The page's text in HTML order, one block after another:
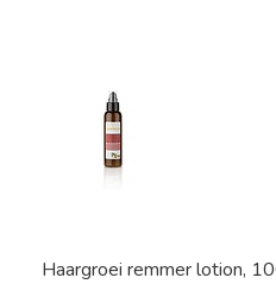
Haargroei remmer lotion,